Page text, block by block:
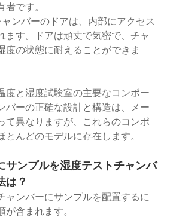
者です。
ンバーのドアは、内部にアクセス
ます。ドアは頑丈で気密で、チャ
度の状態に耐えることができま
度と湿度試験室の主要なコンポー
バーの正確な設計と構造は、メー
て異なりますが、これらのコンポ
とんどのモデルに存在します。
サンプルを湿度テストチャンバ
は？
ャンバーにサンプルを配置するに
が含まれます。